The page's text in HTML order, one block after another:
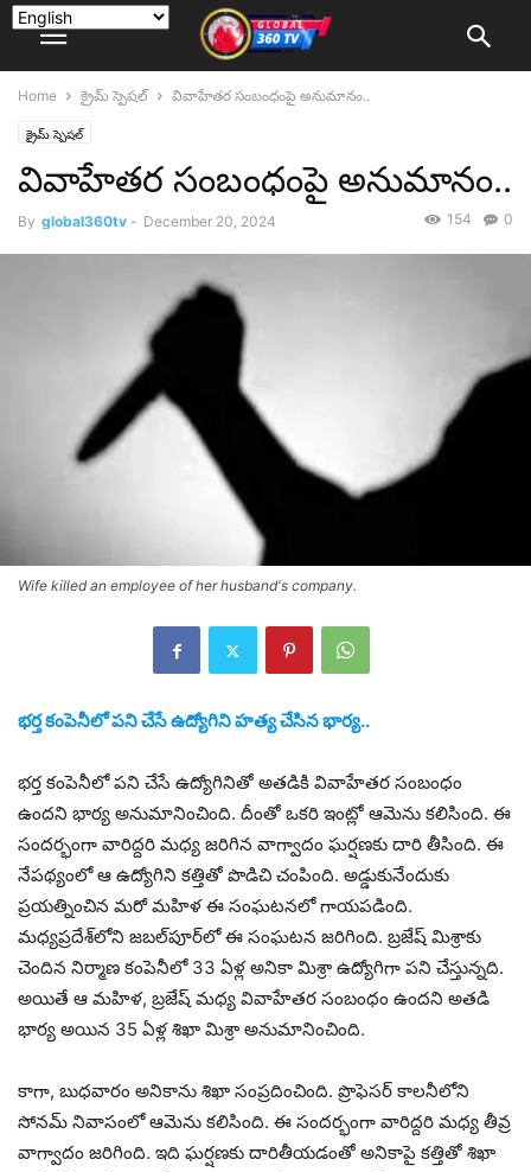
Home క్రైమ్ స్పెషల్ వివాహేతర సంబంధంపై అనుమానం..
క్రైమ్ స్పెషల్
వివాహేతర సంబంధంపై అనుమానం..
By global360tv - December 20, 2024 0
154
Wife killed an employee of her husband's company.
భర్త కంపెనీలో పని చేసే ఉద్యోగిని హత్య చేసిన భార్య..
భర్త కంపెనీలో పని చేసే ఉద్యోగినితో అతడికి వివాహేతర సంబంధం
ఉందని భార్య అనుమానించింది. దీంతో ఒకరి ఇంట్లో ఆమెను కలిసింది. ఈ
సందర్భంగా వారిద్దరి మధ్య జరిగిన వాగ్వాదం ఘర్షణకు దారి తీసింది. ఈ
నేపథ్యంలో ఆ ఉద్యోగిని కత్తితో పొడిచి చంపింది. అడ్డుకునేందుకు
ప్రయత్నించిన మరో మహిళ ఈ సంఘటనలో గాయపడింది.
మధ్యప్రదేశ్‌లోని జబల్‌పూర్‌లో ఈ సంఘటన జరిగింది. బ్రజేష్ మిశ్రాకు
చెందిన నిర్మాణ కంపెనీలో 33 ఏళ్ల అనికా మిశ్రా ఉద్యోగిగా పని చేస్తున్నది.
అయితే ఆ మహిళ, బ్రజేష్‌ మధ్య వివాహేతర సంబంధం ఉందని అతడి
భార్య అయిన 35 ఏళ్ల శిఖా మిశ్రా అనుమానించింది.
కాగా, బుధవారం అనికాను శిఖా సంప్రదించింది. ప్రొఫెసర్ కాలనీలోని
సోనమ్ నివాసంలో ఆమెను కలిసింది. ఈ సందర్భంగా వారిద్దరి మధ్య తీవ్ర
వాగ్వాదం జరిగింది. ఇది ఘర్షణకు దారితీయడంతో అనికాపై కత్తితో శిఖా